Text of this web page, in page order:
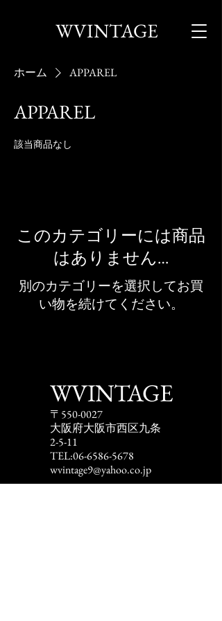
WVINTAGE
ホーム APPAREL
APPAREL
該当商品なし
このカテゴリーには商品
はありません…
別のカテゴリーを選択してお買
い物を続けてください。
WVINTAGE
〒550-0027
​大阪府大阪市西区九条
2-5-11
TEL:06-6586-5678
wvintage9@yahoo.co.jp